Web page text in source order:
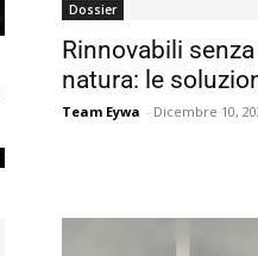
Dossier
Rinnovabili
natura: le
Team Eywa - Dicembre 10,